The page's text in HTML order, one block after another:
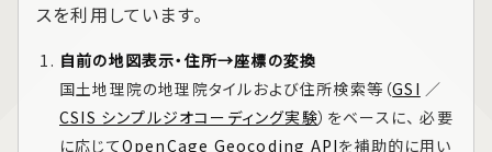
スを利用しています。
自前の地図表示・住所→座標の変換
国土地理院の地理院タイルおよび住所検索等（GSI ／
CSIS シンプルジオコーディング実験）をベースに、 必要
に応じてOpenCage Geocoding APIを補助的に用い